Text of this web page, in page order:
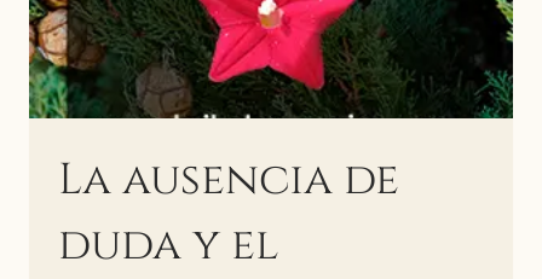
La ausencia de
duda y el